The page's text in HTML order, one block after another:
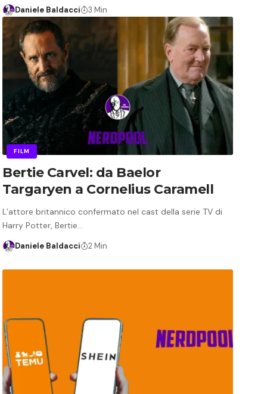
Daniele Baldacci 3 Min
FILM
Bertie Carvel: da Baelor
Targaryen a Cornelius Caramell
L’attore britannico confermato nel cast della serie TV di
Harry Potter, Bertie…
Daniele Baldacci 2 Min